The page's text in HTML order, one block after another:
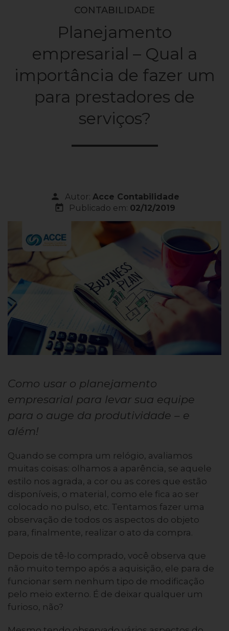
CONTABILIDADE
Planejamento
empresarial – Qual a
importância de fazer um
para prestadores de
serviços?
person Autor: Acce Contabilidade
today Publicado em: 02/12/2019
Como usar o planejamento
empresarial para levar sua equipe
para o auge da produtividade – e
além!
Quando se compra um relógio, avaliamos
muitas coisas: olhamos a aparência, se aquele
estilo nos agrada, a cor ou as cores que estão
disponíveis, o material, como ele fica ao ser
colocado no pulso, etc. Tentamos fazer uma
observação de todos os aspectos do objeto
para, finalmente, realizar o ato da compra.
Depois de tê-lo comprado, você observa que
não muito tempo após a aquisição, ele para de
funcionar sem nenhum tipo de modificação
pelo meio externo. É de deixar qualquer um
furioso, não?